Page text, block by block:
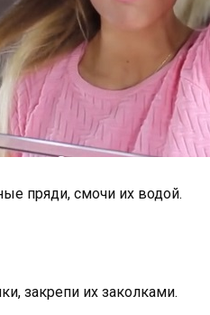
пряди, смочи их водой.
закрепи их заколками.